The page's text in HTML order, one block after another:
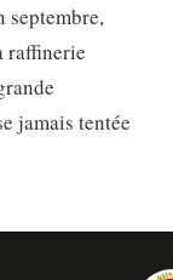
septembre,
raffinerie
jamais tentée